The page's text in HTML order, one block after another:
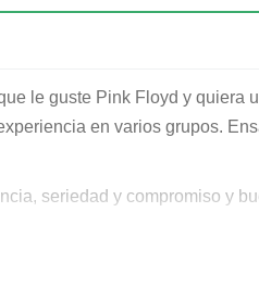
le guste Pink Floyd y quiera
en varios grupos.
seriedad y compromiso y
para hacerlo bien. Sin prisa